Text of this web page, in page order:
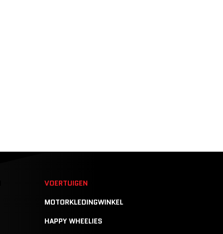
VOERTUIGEN
MOTORKLEDINGWINKEL
HAPPY WHEELIES